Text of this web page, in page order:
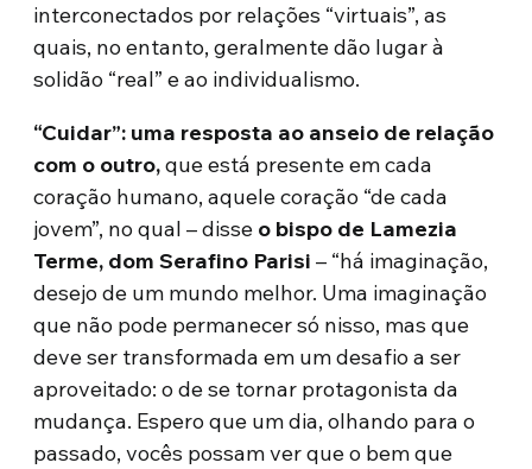
interconectados por relações “virtuais”, as
quais, no entanto, geralmente dão lugar à
solidão “real” e ao individualismo.
“Cuidar”: uma resposta ao anseio de relação
com o outro,que está presente em cada
coração humano, aquele coração “de cada
jovem”, no qual – disse o bispo de Lamezia
Terme, dom Serafino Parisi – “há imaginação,
desejo de um mundo melhor. Uma imaginação
que não pode permanecer só nisso, mas que
deve ser transformada em um desafio a ser
aproveitado: o de se tornar protagonista da
mudança. Espero que um dia, olhando para o
passado, vocês possam ver que o bem que